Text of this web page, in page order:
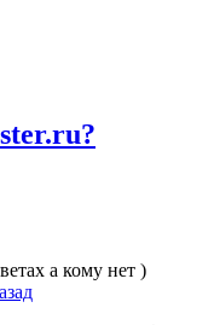
а кому нет )